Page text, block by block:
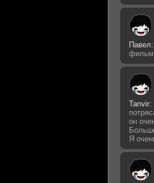
Павел:
Tanvir:
он
Я